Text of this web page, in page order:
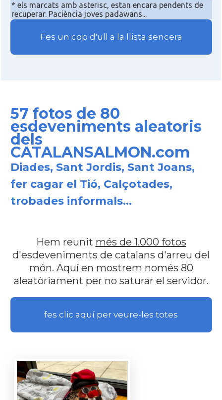
* els marcats amb asterisc, estan encara pendents de
recuperar. Paciència joves padawans...
Fes un cop d'ull a la llista sencera
57 fotos de 80
esdeveniments aleatoris
dels
CATALANSALMON.com
Diades, Sant Jordis, Sant Joans,
fer cagar el Tió, Calçotades,
trobades informals...
Hem reunit més de 1.000 fotos
d'esdeveniments de catalans d'arreu del
món. Aquí en mostrem només 80
aleatòriament per no saturar el servidor.
fes clic aquí per veure-les totes